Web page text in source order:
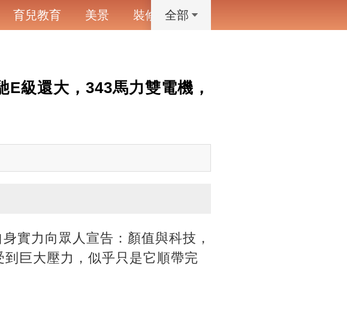
育兒教育 美景 裝修 寵物
全部
級還大，343馬力雙電機，
實力向眾人宣告：顏值與科技，
巨大壓力，似乎只是它順帶完